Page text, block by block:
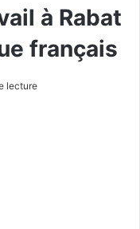
à Rabat
français
lecture